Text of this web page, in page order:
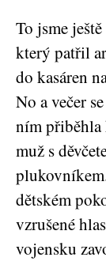
To jsme
který patřil
do kasáren
No a večer
ním přiběhla
muž s
dětském
vzrušené
vojensku